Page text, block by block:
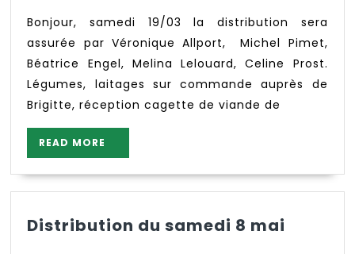
laitages
boeuf
Bonjour, samedi 19/03 la distribution sera
assurée par Véronique Allport, Michel Pimet,
Béatrice Engel, Melina Lelouard, Celine Prost.
Légumes, laitages sur commande auprès de
Brigitte, réception cagette de viande de
READ MORE
MORE
Distribution du samedi 8 mai